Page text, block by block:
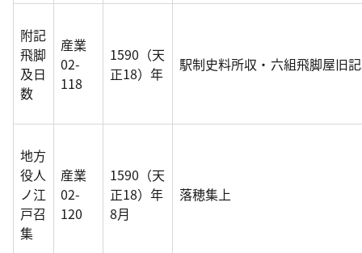
附記
飛脚
及日
数
産業
02-
118
1590（天
正18）年
駅制史料所収・六組飛脚屋旧
地方
役人
ノ江
戸召
集
産業
02-
120
1590（天
正18）年
8月
落穂集上